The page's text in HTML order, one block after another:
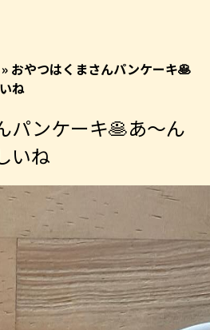
» おやつはくまさんパンケーキ🥞
ね
パンケーキ🥞あ〜ん
いね